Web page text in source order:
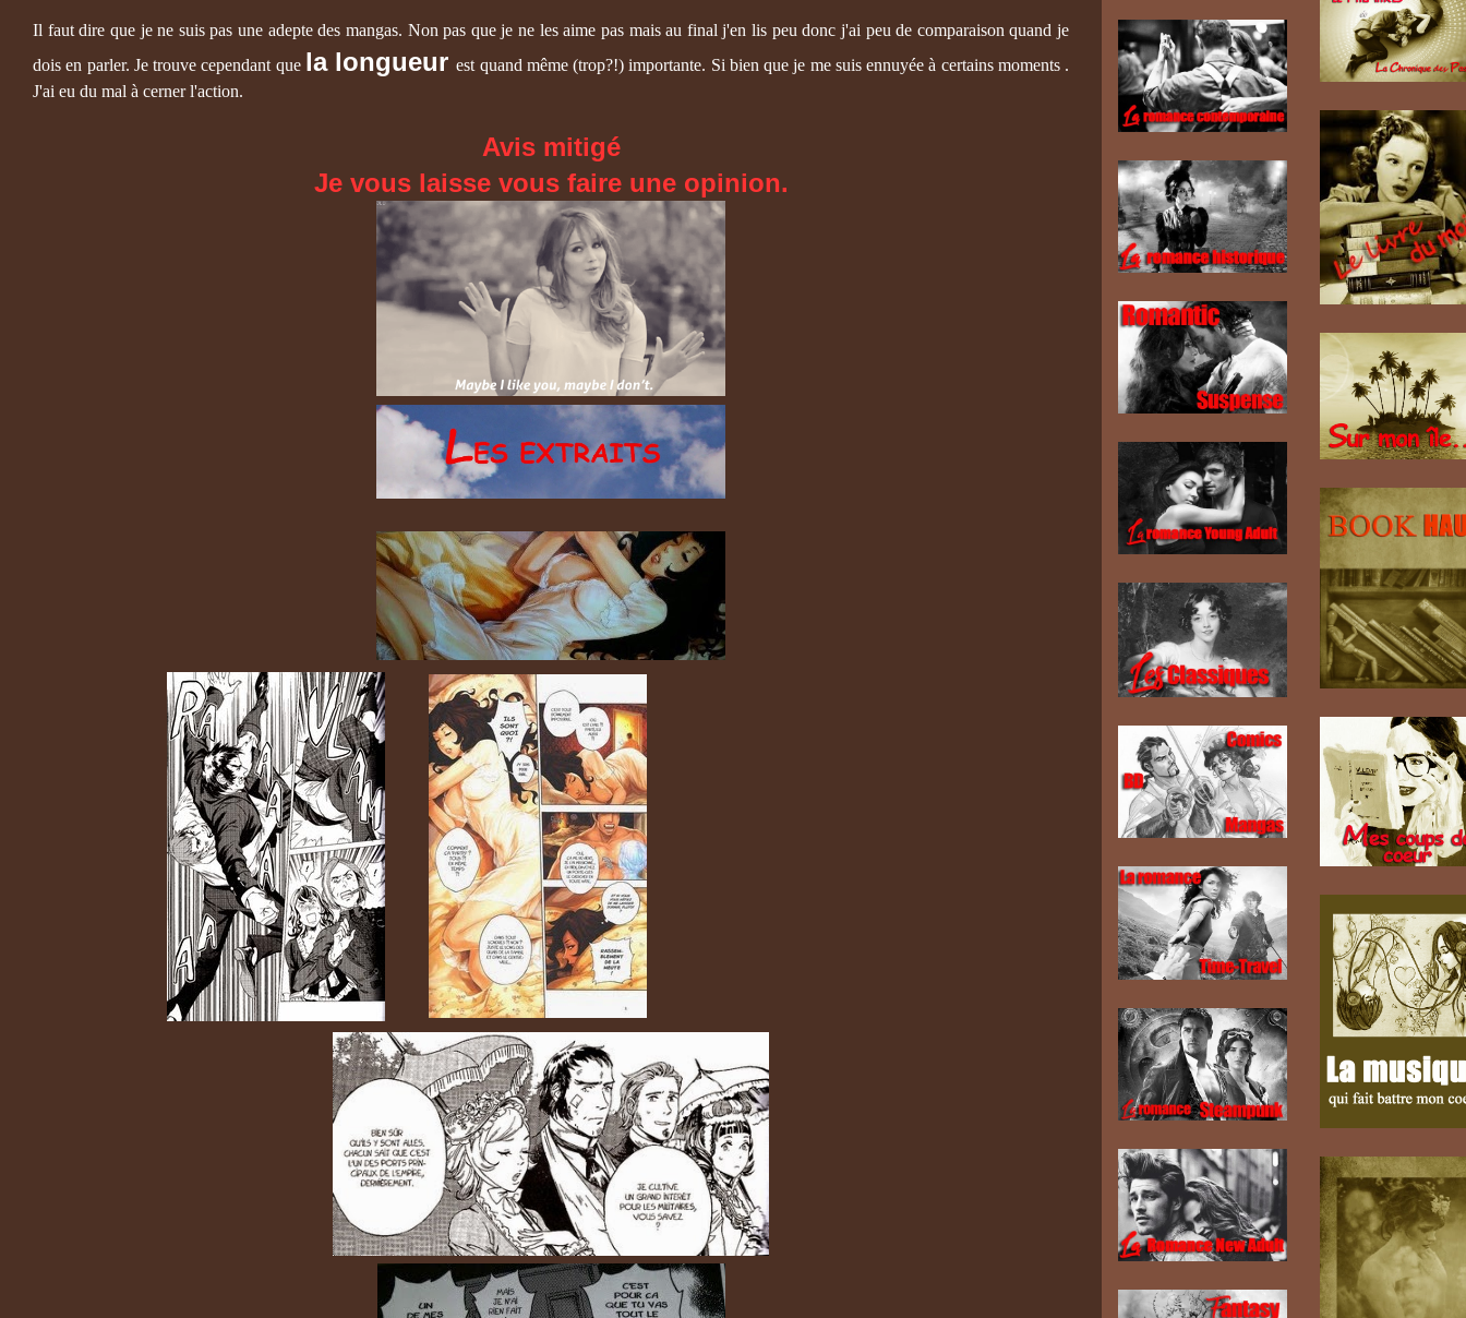
Il faut dire que je ne suis pas une adepte des mangas. Non pas que je ne les aime pas mais au final j'en lis peu donc j'ai peu de comparaison quand je
dois en parler. Je trouve cependant que la longueurest quand même (trop?!) importante. Si bien que je me suis ennuyée à certains moments .
J'ai eu du mal à cerner l'action.
Avis mitigé
Je vous laisse vous faire une opinion.